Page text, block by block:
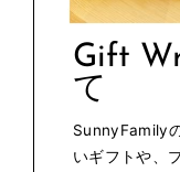
Gift
て
SunnyFamily
いギフトや、